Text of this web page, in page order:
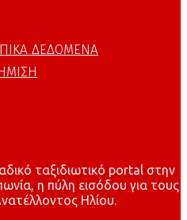
ΔΕΔΟΜΕΝΑ
ταξιδιωτικό portal στην
η πύλη εισόδου για τους
Ηλίου.